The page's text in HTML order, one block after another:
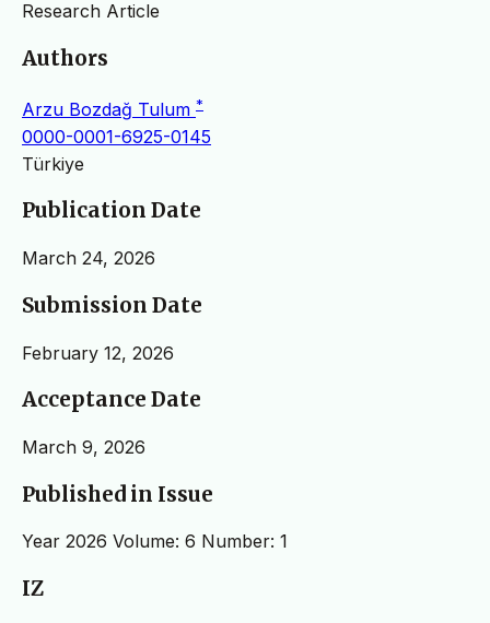
Research Article
Authors
Arzu Bozdağ Tulum *
0000-0001-6925-0145
Türkiye
Publication Date
March 24, 2026
Submission Date
February 12, 2026
Acceptance Date
March 9, 2026
Published in Issue
Year 2026 Volume: 6 Number: 1
IZ